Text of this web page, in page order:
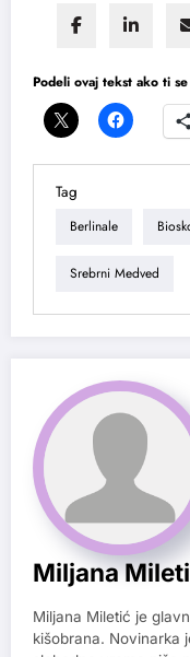
Podeli ovaj tekst ako ti
Tag
Berlinale
Srebrni Medved
Miljana
Miljana Miletić je
kišobrana. Novinarka